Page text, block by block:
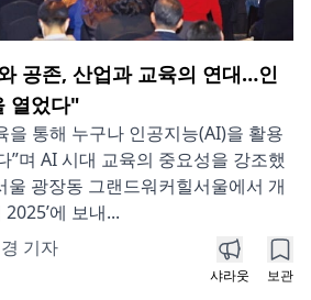
공존, 산업과 교육의 연대…인
열었다"
을 통해 누구나 인공지능(AI)을 활용
”며 AI 시대 교육의 중요성을 강조했
울 광장동 그랜드워커힐서울에서 개
에 보내...
기자
샤라웃 보관